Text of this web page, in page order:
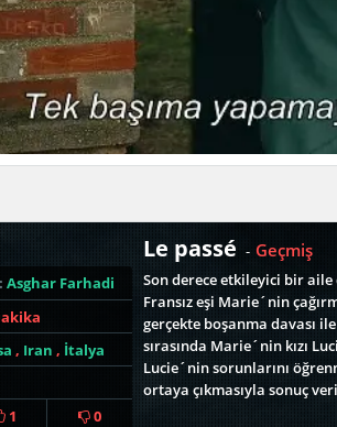
Asghar Farhadi
, Iran , İtalya
1
0
Le passé - Geçmiş
Son derece etkileyici bir aile
Fransız eşi Marie´nin
gerçekte boşanma davası
sırasında Marie´nin kızı
Lucie´nin sorunlarını
ortaya çıkmasıyla sonuç